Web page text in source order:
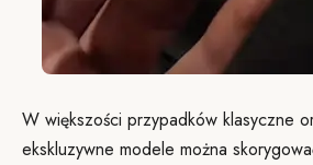
W większości przypadków klasyczne
ekskluzywne modele można